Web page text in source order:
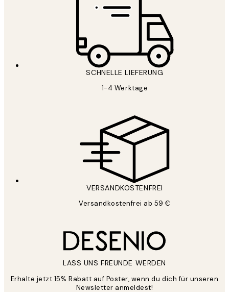
SCHNELLE LIEFERUNG
1-4 Werktage
VERSANDKOSTENFREI
Versandkostenfrei ab 59 €
LASS UNS FREUNDE WERDEN
Erhalte jetzt 15% Rabatt auf Poster, wenn du dich für unseren
Newsletter anmeldest!